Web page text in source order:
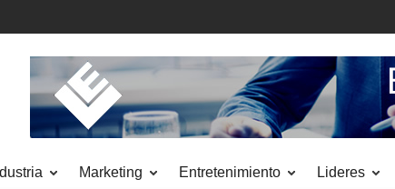
Marketing Entretenimiento Lideres